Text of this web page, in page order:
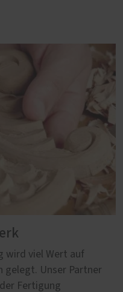
wird viel Wert auf
gelegt. Unser Partner
Fertigung